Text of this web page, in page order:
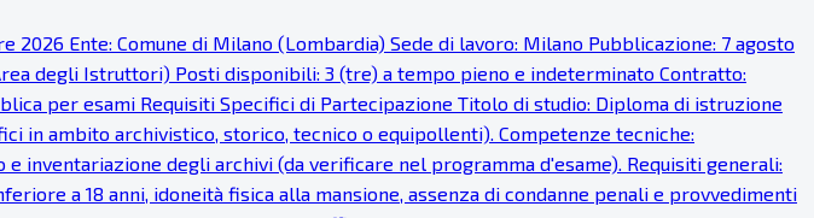
Ente: Comune di Milano (Lombardia) Sede di lavoro: Milano Pubblicazione: 7 agosto
degli Istruttori) Posti disponibili: 3 (tre) a tempo pieno e indeterminato Contratto:
per esami Requisiti Specifici di Partecipazione Titolo di studio: Diploma di istruzione
in ambito archivistico, storico, tecnico o equipollenti). Competenze tecniche:
inventariazione degli archivi (da verificare nel programma d'esame). Requisiti generali:
a 18 anni, idoneità fisica alla mansione, assenza di condanne penali e provvedimenti